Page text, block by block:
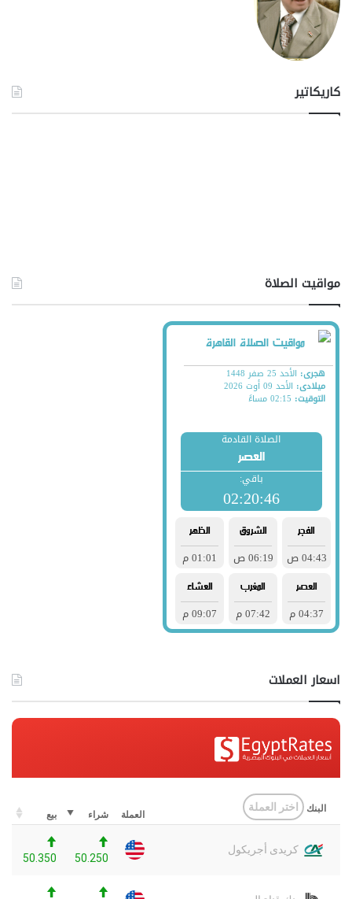
كاريكاتير
مواقيت الصلاة
اسعار العملات